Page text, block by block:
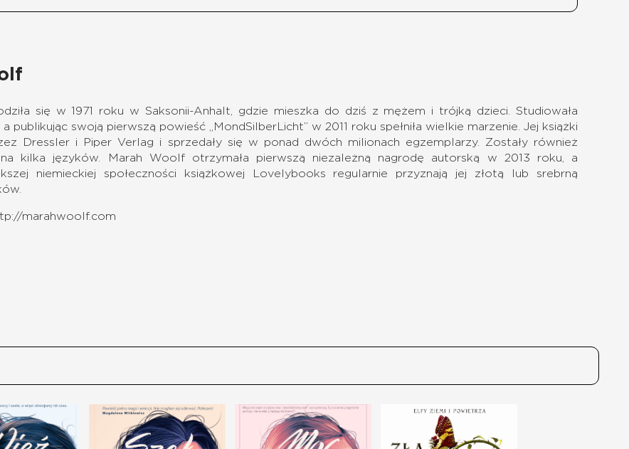
się w 1971 roku w Saksonii-Anhalt, gdzie mieszka do dziś z mężem i trójką dzieci. Studiowała
publikując swoją pierwszą powieść „MondSilberLicht” w 2011 roku spełniła wielkie marzenie. Jej książki
Dressler i Piper Verlag i sprzedały się w ponad dwóch milionach egzemplarzy. Zostały również
na kilka języków. Marah Woolf otrzymała pierwszą niezależną nagrodę autorską w 2013 roku, a
niemieckiej społeczności książkowej Lovelybooks regularnie przyznają jej złotą lub srebrną
marahwoolf.com